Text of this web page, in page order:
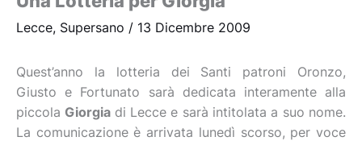
Lecce, Supersano / 13 Dicembre 2009
Quest’anno la lotteria dei Santi patroni Oronzo,
Giusto e Fortunato sarà dedicata interamente alla
piccola Giorgia di Lecce e sarà intitolata a suo nome.
La comunicazione è arrivata lunedì scorso, per voce